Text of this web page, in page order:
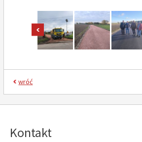
pokaż poprzednie zdjęcia
wróć
Kontakt